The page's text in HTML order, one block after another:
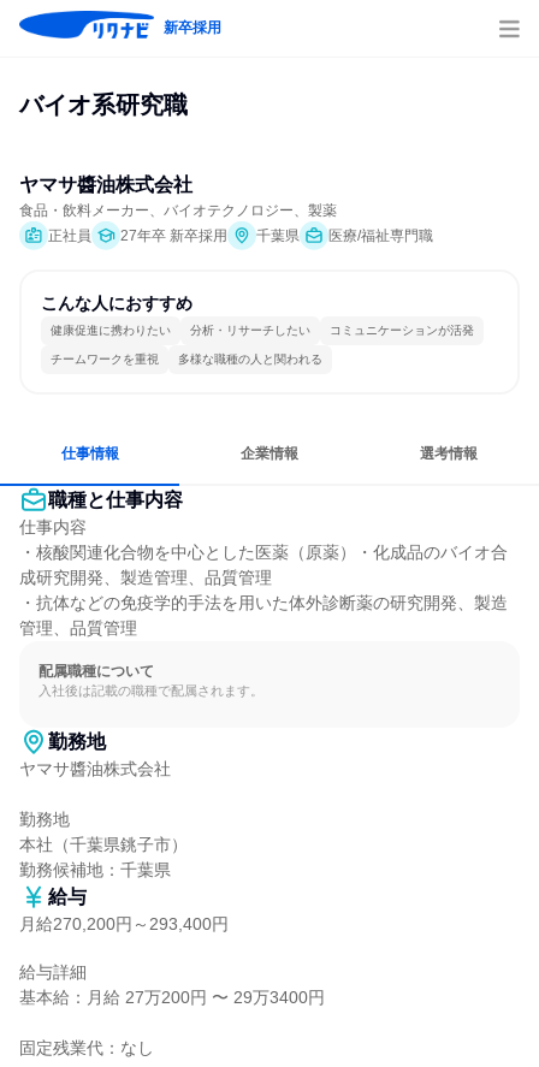
新卒採用
バイオ系研究職
ヤマサ醬油株式会社
食品・飲料メーカー、バイオテクノロジー、製薬
正社員
27年卒 新卒採用 千葉県 医療/福祉専門職
こんな人におすすめ
健康促進に携わりたい 分析・リサーチしたい コミュニケーションが活発
チームワークを重視 多様な職種の人と関われる
仕事情報 企業情報 選考情報
職種と仕事内容
仕事内容
・核酸関連化合物を中心とした医薬（原薬）・化成品のバイオ合
成研究開発、製造管理、品質管理
・抗体などの免疫学的手法を用いた体外診断薬の研究開発、製造
管理、品質管理
配属職種について
入社後は記載の職種で配属されます。
勤務地
ヤマサ醬油株式会社
勤務地
本社（千葉県銚子市）
勤務候補地：千葉県
給与
月給270,200円～293,400円
給与詳細
基本給：月給 27万200円 〜 29万3400円
固定残業代：なし